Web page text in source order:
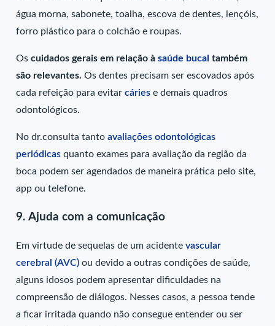
água morna, sabonete, toalha, escova de dentes, lençóis,
forro plástico para o colchão e roupas.
Os cuidados gerais em relação àsaúde bucal também
são relevantes. Os dentes precisam ser escovados após
cada refeição para evitarcáries e demais quadros
odontológicos.
No dr.consulta tanto avaliações odontológicas
periódicas quanto exames para avaliação da região da
boca podem ser agendados de maneira prática pelo site,
app ou telefone.
9. Ajuda com a comunicação
Em virtude de sequelas de um acidentevascular
cerebral (AVC) ou devido a outras condições de saúde,
alguns idosos podem apresentar dificuldades na
compreensão de diálogos. Nesses casos, a pessoa tende
a ficar irritada quando não consegue entender ou ser